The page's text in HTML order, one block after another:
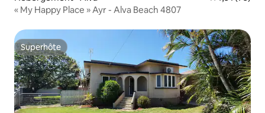
« My Happy Place » Ayr - Alva Beach 4807
Superhôte
Superhôte